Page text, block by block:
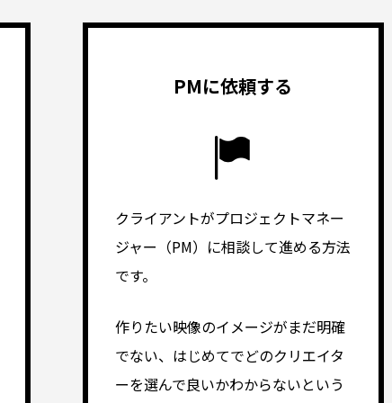
PMに依頼する
クライアントがプロジェクトマネー
ジャー（PM）に相談して進める方法
です。
作りたい映像のイメージがまだ明確
でない、はじめてでどのクリエイタ
ーを選んで良いかわからないという